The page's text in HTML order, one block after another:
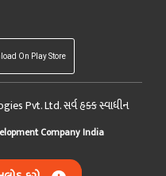
On Play Store
Pvt. Ltd. સર્વ હક્ક સ્વાધીન
Company India